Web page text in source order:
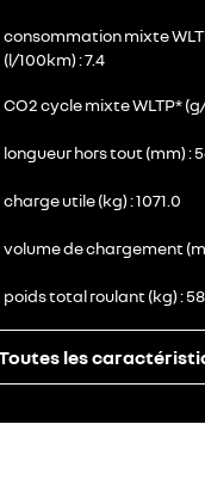
consommation mixte
(l/100km) 7.4
CO2 cycle mixte WLTP*
longueur hors tout (mm)
charge utile (kg) 1071.0
volume de chargement
poids total roulant (kg)
les